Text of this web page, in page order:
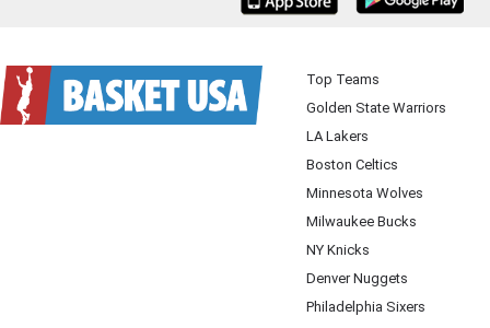
Top Teams
Golden State Warriors
LA Lakers
Boston Celtics
Minnesota Wolves
Milwaukee Bucks
NY Knicks
Denver Nuggets
Philadelphia Sixers